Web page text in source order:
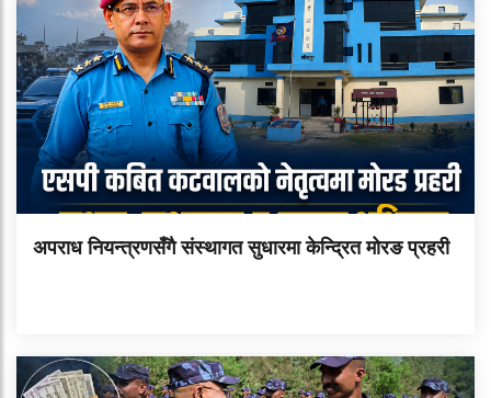
अपराध नियन्त्रणसँगै संस्थागत सुधारमा केन्द्रित मोरङ प्रहरी